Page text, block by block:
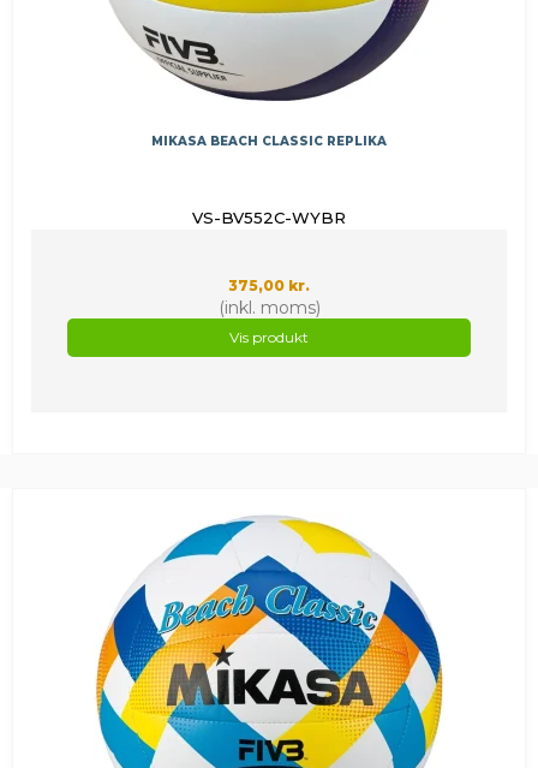
MIKASA BEACH CLASSIC REPLIKA
VS-BV552C-WYBR
375,00 kr.
(inkl. moms)
Vis produkt